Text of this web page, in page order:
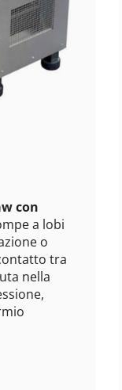
con
a lobi
o
tra
nella